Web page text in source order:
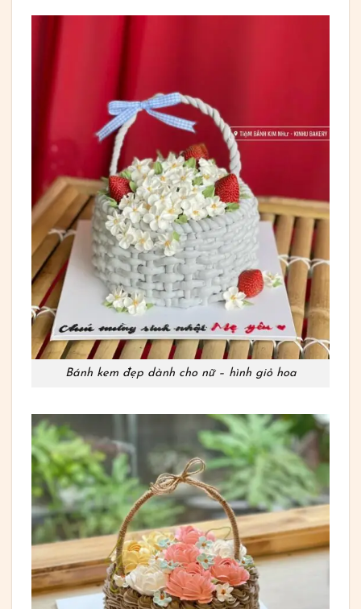
Bánh kem đẹp dành cho nữ – hình giỏ hoa